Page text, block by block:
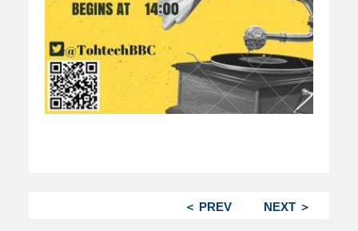
NEXT ＞
＜ PREV